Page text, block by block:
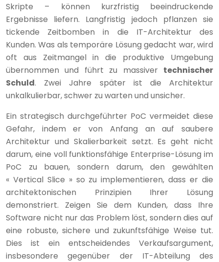
Skripte – können kurzfristig beeindruckende
Ergebnisse liefern. Langfristig jedoch pflanzen sie
tickende Zeitbomben in die IT-Architektur des
Kunden. Was als temporäre Lösung gedacht war, wird
oft aus Zeitmangel in die produktive Umgebung
übernommen und führt zu massiver technischer
Schuld. Zwei Jahre später ist die Architektur
unkalkulierbar, schwer zu warten und unsicher.
Ein strategisch durchgeführter PoC vermeidet diese
Gefahr, indem er von Anfang an auf saubere
Architektur und Skalierbarkeit setzt. Es geht nicht
darum, eine voll funktionsfähige Enterprise-Lösung im
PoC zu bauen, sondern darum, den gewählten
« Vertical Slice » so zu implementieren, dass er die
architektonischen Prinzipien Ihrer Lösung
demonstriert. Zeigen Sie dem Kunden, dass Ihre
Software nicht nur das Problem löst, sondern dies auf
eine robuste, sichere und zukunftsfähige Weise tut.
Dies ist ein entscheidendes Verkaufsargument,
insbesondere gegenüber der IT-Abteilung des